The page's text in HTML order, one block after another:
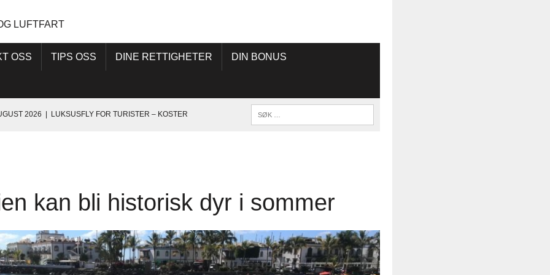
LUFTFART
OSS TIPS OSS DINE RETTIGHETER DIN BONUS
2026 LUKSUSFLY FOR TURISTER – KOSTER
FERDIGMAT TIL SYDEN-HOTELLET
KABINANSATTE I SAS AVVERGET
kan bli historisk dyr i sommer